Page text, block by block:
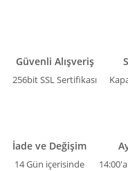
Güvenli Alışveriş
256bit SSL Sertifikası
İade ve Değişim
14 Gün içerisinde